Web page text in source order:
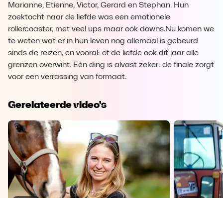
Marianne, Etienne, Victor, Gerard en Stephan. Hun
zoektocht naar de liefde was een emotionele
rollercoaster, met veel ups maar ook downs.Nu komen we
te weten wat er in hun leven nog allemaal is gebeurd
sinds de reizen, en vooral: of de liefde ook dit jaar alle
grenzen overwint. Eén ding is alvast zeker: de finale zorgt
voor een verrassing van formaat.
Gerelateerde video's